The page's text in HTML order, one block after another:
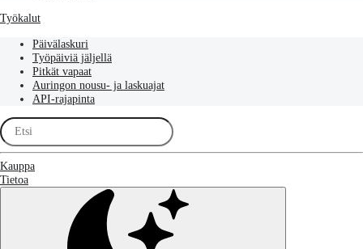
Työkalut
Päivälaskuri
Työpäiviä jäljellä
Pitkät vapaat
Auringon nousu- ja laskuajat
API-rajapinta
Kauppa
Tietoa